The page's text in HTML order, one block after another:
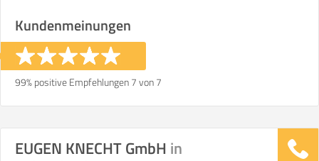
Kundenmeinungen
99% positive Empfehlungen 7 von 7
EUGEN KNECHT GmbH in